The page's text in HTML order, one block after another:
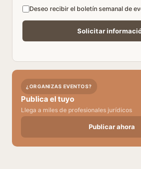
Deseo recibir el boletín semanal de
¿ORGANIZAS EVENTOS?
Publica el tuyo
Llega a miles de profesionales jurídicos
Publicar ahora